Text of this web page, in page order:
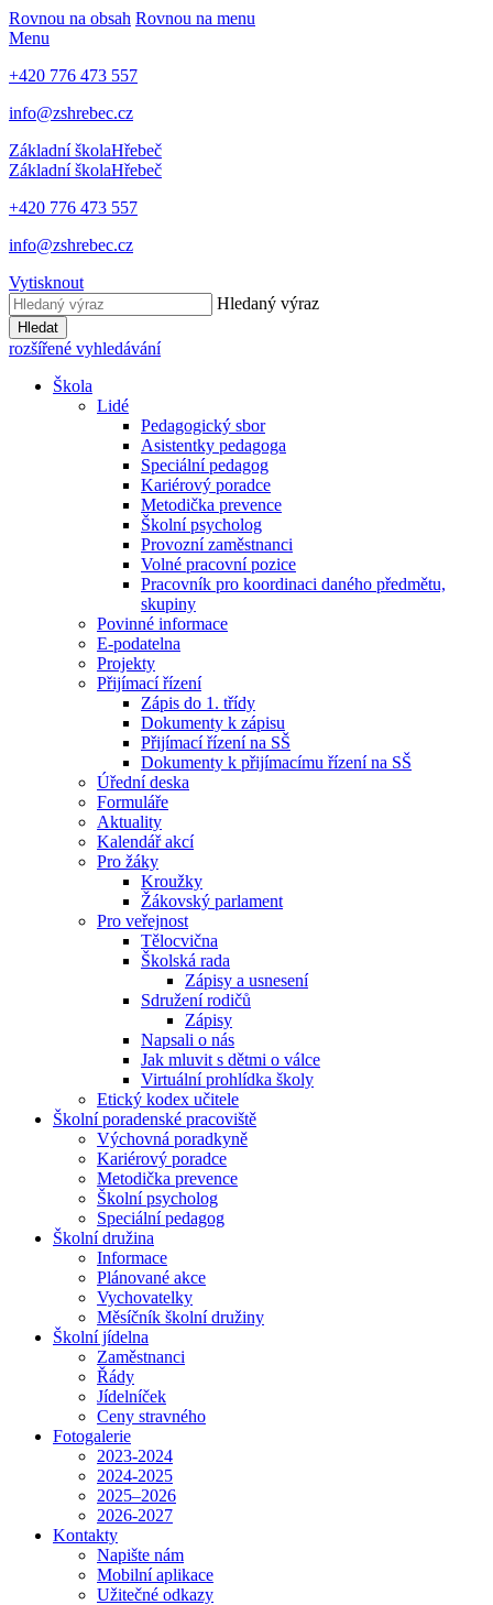
Rovnou na obsah Rovnou na menu
Menu
+420 776 473 557
info@zshrebec.cz
Základní školaHřebeč
Základní školaHřebeč
+420 776 473 557
info@zshrebec.cz
Vytisknout
Hledaný výraz
Hledat
rozšířené vyhledávání
Škola
Lidé
Pedagogický sbor
Asistentky pedagoga
Speciální pedagog
Kariérový poradce
Metodička prevence
Školní psycholog
Provozní zaměstnanci
Volné pracovní pozice
Pracovník pro koordinaci daného předmětu,
skupiny
Povinné informace
E-podatelna
Projekty
Přijímací řízení
Zápis do 1. třídy
Dokumenty k zápisu
Přijímací řízení na SŠ
Dokumenty k přijímacímu řízení na SŠ
Úřední deska
Formuláře
Aktuality
Kalendář akcí
Pro žáky
Kroužky
Žákovský parlament
Pro veřejnost
Tělocvična
Školská rada
Zápisy a usnesení
Sdružení rodičů
Zápisy
Napsali o nás
Jak mluvit s dětmi o válce
Virtuální prohlídka školy
Etický kodex učitele
Školní poradenské pracoviště
Výchovná poradkyně
Kariérový poradce
Metodička prevence
Školní psycholog
Speciální pedagog
Školní družina
Informace
Plánované akce
Vychovatelky
Měsíčník školní družiny
Školní jídelna
Zaměstnanci
Řády
Jídelníček
Ceny stravného
Fotogalerie
2023-2024
2024-2025
2025–2026
2026-2027
Kontakty
Napište nám
Mobilní aplikace
Užitečné odkazy